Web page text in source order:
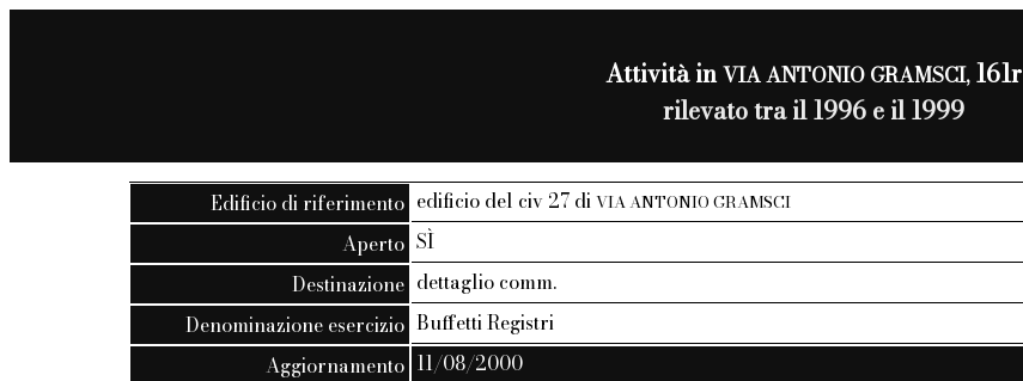
Attività inVIA ANTONIO GRAMSCI,161r
rilevato tra il 1996 e il 1999
Edificio di riferimento edificio del civ 27 diVIA ANTONIO GRAMSCI
Aperto SÌ
Destinazione dettaglio comm.
Denominazione esercizio Buffetti Registri
Aggiornamento 11/08/2000